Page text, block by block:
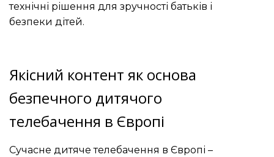
технічні рішення для зручності батьків і
безпеки дітей.
Якісний контент як основа
безпечного дитячого
телебачення в Європі
Сучасне дитяче телебачення в Європі –